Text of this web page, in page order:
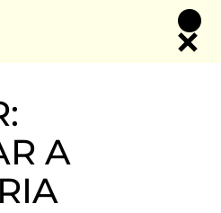
A